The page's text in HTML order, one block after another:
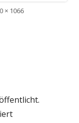
× 1066